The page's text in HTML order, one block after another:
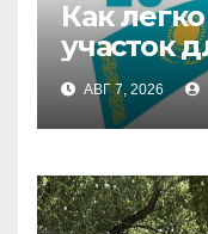
Как
участок
Запущен
АВГ 7, 2026